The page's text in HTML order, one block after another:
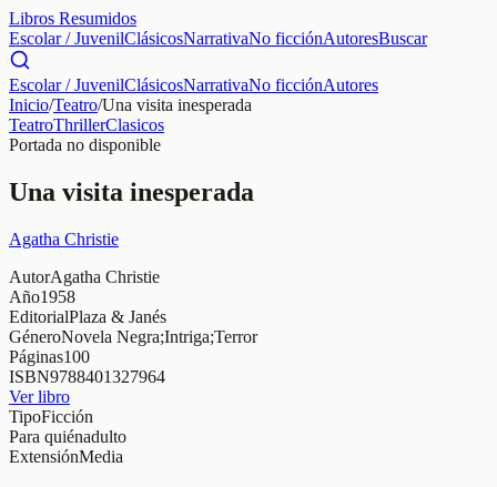
Libros Resumidos
Escolar / JuvenilClásicosNarrativaNo ficciónAutoresBuscar
Escolar / JuvenilClásicosNarrativaNo ficciónAutores
Inicio/Teatro/Una visita inesperada
TeatroThrillerClasicos
Portada no disponible
Una visita inesperada
Agatha Christie
AutorAgatha Christie
Año1958
EditorialPlaza & Janés
GéneroNovela Negra;Intriga;Terror
Páginas100
ISBN9788401327964
Ver libro
TipoFicción
Para quiénadulto
ExtensiónMedia